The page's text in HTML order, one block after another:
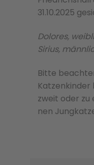
31.10.2025
Dolores,
Sirius,
Bitte
Katzenkinder
zweit oder
nen